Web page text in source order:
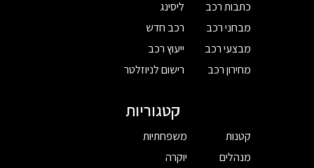
כתבות רכב
מבחני רכב
מבצעי רכב
מחירון רכב
ליסינג
רכב חדש
ייעוץ רכב
רישום לניוזלטר
קטגוריות
קטנות
מנהלים
משפחתיות
יוקרה